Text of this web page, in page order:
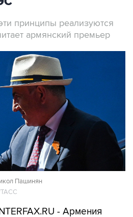
принципы реализуются
армянский премьер
Пашинян
ТАСС
- Армения